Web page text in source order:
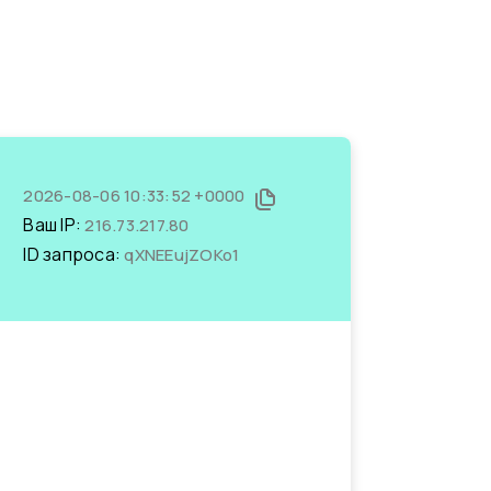
2026-08-06 10:33:52 +0000
Ваш IP:216.73.217.80
ID запроса:qXNEEujZOKo1